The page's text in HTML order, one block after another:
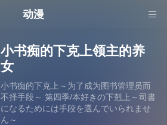
动漫
小书痴的下克上领主的养
女
小书痴的下克上～为了成为图书管理员而
不择手段～ 第四季/本好きの下剋上～司書
になるためには手段を選んでいられませ
ん～